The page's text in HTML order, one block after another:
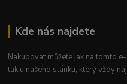
Kde nás najdete
Nakupovat můžete jak na tomto
tak u našeho stánku, který vždy